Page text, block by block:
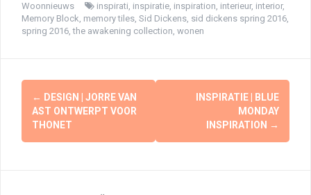
Woonnieuws
inspirati, inspiratie, inspiration, interieur, interior,
Memory Block, memory tiles, Sid Dickens, sid dickens spring 2016,
spring 2016,the awakening collection, wonen
Berichtnavigatie
← DESIGN | JORRE VAN
AST ONTWERPT VOOR
THONET
INSPIRATIE | BLUE
MONDAY
INSPIRATION →